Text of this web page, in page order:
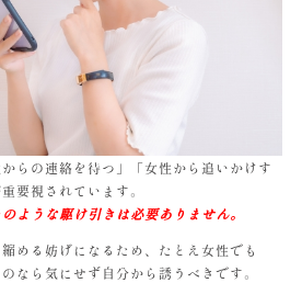
らの連絡を待つ」「女性から追いかけす
要視されています。
ような駆け引きは必要ありません。
める妨げになるため、たとえ女性でも
なら気にせず自分から誘うべきです。